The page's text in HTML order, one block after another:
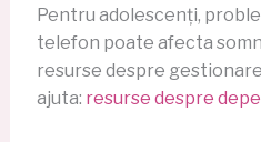
Pentru adolescenți,
telefon poate afecta
resurse despre
ajuta: resurse despre